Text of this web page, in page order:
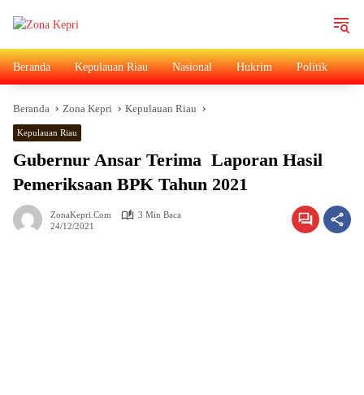
Beranda Kepulauan Riau Nasional Hukrim Politik
Beranda Zona Kepri Kepulauan Riau
Kepulauan Riau
Gubernur Ansar Terima Laporan Hasil
Pemeriksaan BPK Tahun 2021
ZonaKepri.com
3 Min Baca
24/12/2021